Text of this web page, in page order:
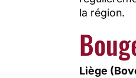
la région.
Liège